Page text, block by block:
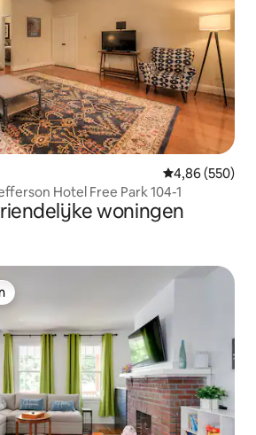
Gemiddelde
4,86 (550)
Hotel Free Park 104-1
woningen